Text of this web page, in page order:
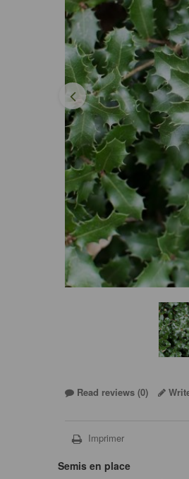
Read reviews (0)
Imprimer
Semis en place